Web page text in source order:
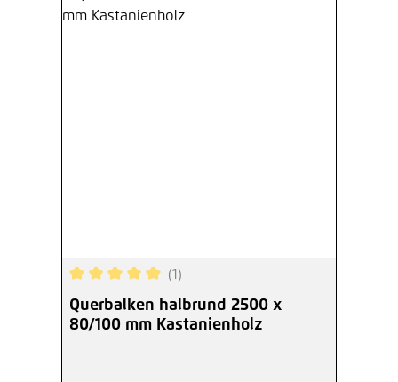
Durchschnittliche Bewertung von 5 von 5
(1)
Querbalken halbrund 2500 x
80/100 mm Kastanienholz